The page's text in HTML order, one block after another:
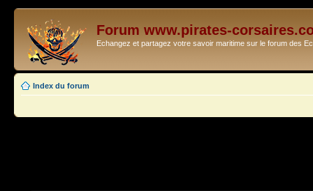
Forum www.pirates-
Echangez et partagez votre savoir maritime sur le forum des
Index du forum